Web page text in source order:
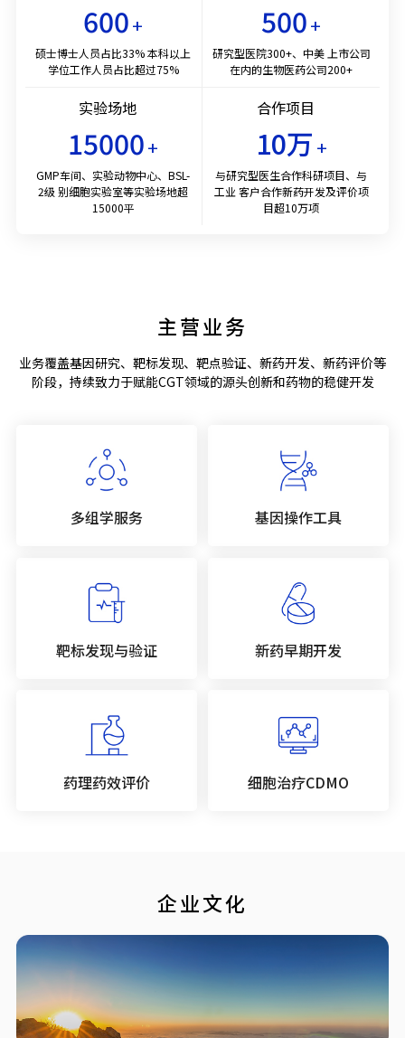
600+
硕士博士人员占比33%本科以上
学位工作人员占比超过75%
500+
研究型医院300+、中美上市公司
在内的生物医药公司200+
实验场地
15000+
GMP车间、实验动物中心、BSL-
2级 别细胞实验室等实验场地超
15000平
合作项目
10万 +
与研究型医生合作科研项目、与
工业 客户合作新药开发及评价项
目超10万项
主营业务
业务覆盖基因研究、靶标发现、靶点验证、新药开发、新药评价等
阶段，持续致力于赋能CGT领域的源头创新和药物的稳健开发
多组学服务 基因操作工具
靶标发现与验证 新药早期开发
药理药效评价 细胞治疗CDMO
企业文化